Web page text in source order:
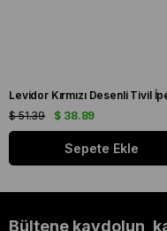
$ 38.89
$ 51.39
Sepete Ekle
Bültene kaydolun,